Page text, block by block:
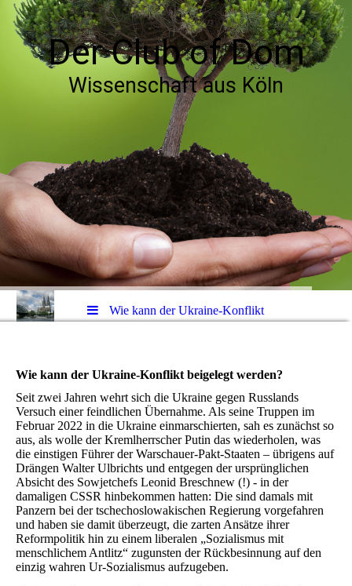
Der Club of Dom
Wissenschaft aus Köln
Wie kann der Ukraine-Konflikt
Wie kann der Ukraine-Konflikt beigelegt werden?
Seit zwei Jahren wehrt sich die Ukraine gegen Russlands
Versuch einer feindlichen Übernahme. Als seine Truppen im
Februar 2022 in die Ukraine einmarschierten, sah es zunächst so
aus, als wolle der Kremlherrscher Putin das wiederholen, was
die einstigen Führer der Warschauer-Pakt-Staaten – übrigens auf
Drängen Walter Ulbrichts und entgegen der ursprünglichen
Absicht des Sowjetchefs Leonid Breschnew (!) - in der
damaligen CSSR hinbekommen hatten: Die sind damals mit
Panzern bei der tschechoslowakischen Regierung vorgefahren
und haben sie damit überzeugt, die zarten Ansätze ihrer
Reformpolitik hin zu einem liberalen „Sozialismus mit
menschlichem Antlitz“ zugunsten der Rückbesinnung auf den
einzig wahren Ur-Sozialismus aufzugeben.